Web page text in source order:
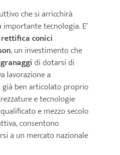
che si arricchirà
tecnologia. E’
rettifica conici
, un investimento che
di dotarsi di
lavorazione a
ben articolato proprio
e tecnologie
e mezzo secolo
consentono
a un mercato nazionale